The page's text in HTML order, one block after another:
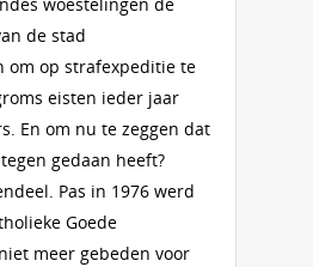
de stad
om op strafexpeditie te
eisten ieder jaar
En om nu te zeggen dat
gedaan heeft?
Pas in 1976 werd
Goede
meer gebeden voor